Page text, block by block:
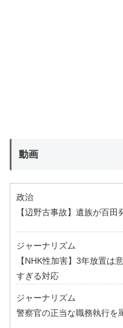
動画
政治
【辺野古事故】遺族が百田
ジャーナリズム
【NHK性加害】3年放置は
すぎる対応
ジャーナリズム
警察官の正当な職務執行を